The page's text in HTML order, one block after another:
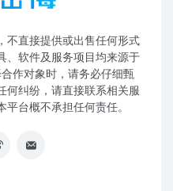
不直接提供或出售任何形式
、软件及服务项目均来源于
作对象时，请务必仔细甄
何纠纷，请直接联系相关服
台概不承担任何责任。